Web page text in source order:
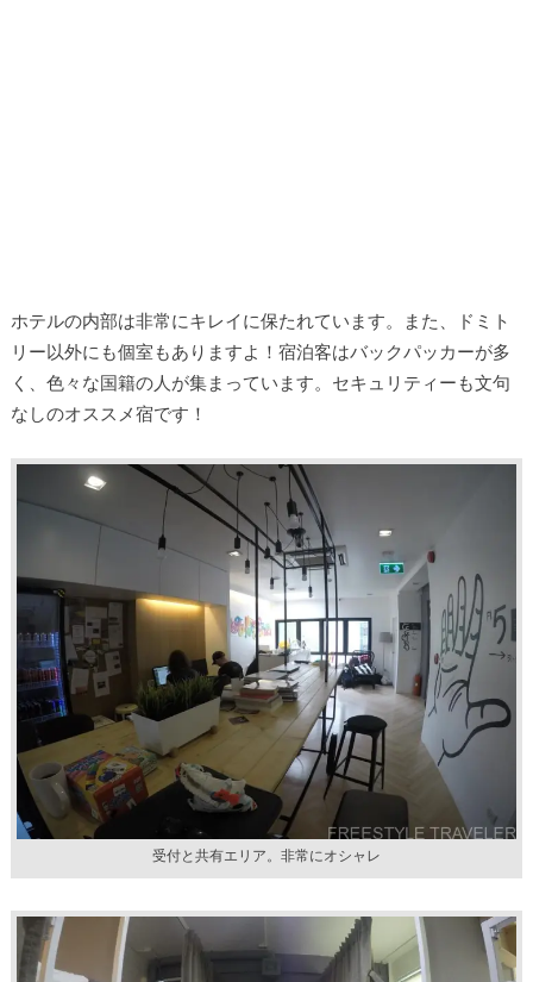
ホテルの内部は非常にキレイに保たれています。また、ドミト
リー以外にも個室もありますよ！宿泊客はバックパッカーが多
く、色々な国籍の人が集まっています。セキュリティーも文句
なしのオススメ宿です！
受付と共有エリア。非常にオシャレ